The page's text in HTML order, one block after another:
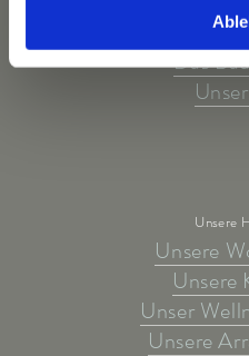
Unsere
Das
Unsere
Unsere
Unsere
Unser
Unsere